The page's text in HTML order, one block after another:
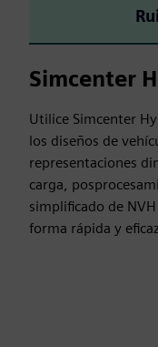
Simcenter
Utilice Simcenter
los diseños de
representaciones
carga,
simplificado de
forma rápida y